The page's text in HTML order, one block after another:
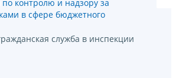
контролю и надзору за
в сфере бюджетного
служба в инспекции